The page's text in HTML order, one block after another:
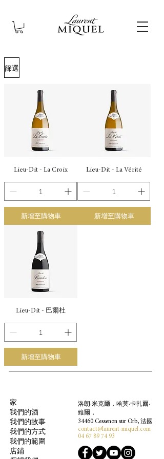
篩選
Lieu-Dit - La Croix
新增至購物車
Lieu-Dit - La Vérité
新增至購物車
Lieu-Dit - 巴爾杜
新增至購物車
家
我們的酒
我們的故事
我們的方式
我們的範圍
店鋪
洛朗·米克爾，哈莫·卡扎爾·
維爾，
34460 Cessenon sur Orb, 法國
contact@laurent-miquel.com
04 67 89 74 93